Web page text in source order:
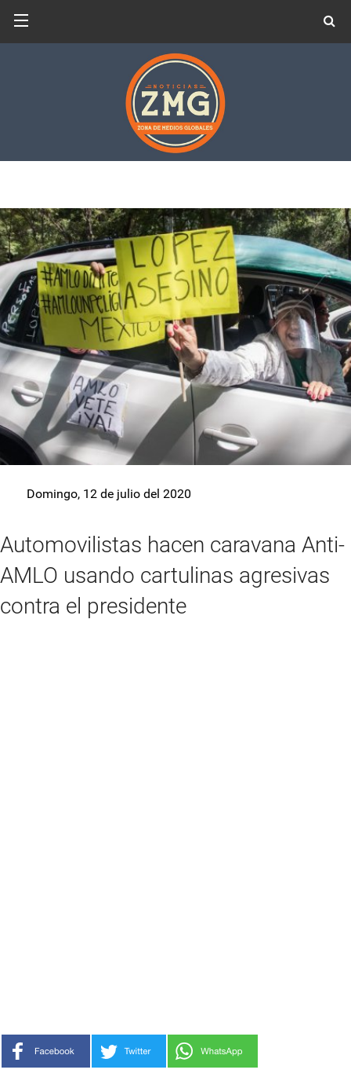
Domingo, 12 de julio del 2020
Automovilistas hacen caravana Anti-
AMLO usando cartulinas agresivas
contra el presidente